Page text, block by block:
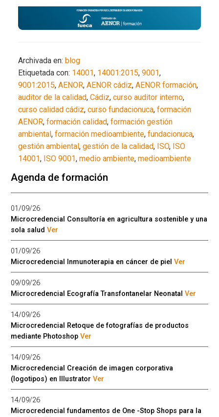
Archivada en:blog
Etiquetada con: 14001, 14001:2015,9001,
9001:2015,AENOR,AENOR cádiz,AENOR formación,
auditor de la calidad,Cádiz,curso auditor interno,
curso calidad cádiz,curso fundacionuca,formación
AENOR,formación calidad,formación gestión
ambiental,formación medioambiente,fundacionuca,
gestión ambiental,gestión de la calidad, ISO, ISO
14001, ISO 9001,medio ambiente,medioambiente
Agenda de formación
01/09/26
Microcredencial Consultoría en agricultura sostenible y una
sola saludVer
01/09/26
Microcredencial Inmunoterapia en cáncer de pielVer
09/09/26
Microcredencial Ecografía Transfontanelar NeonatalVer
14/09/26
Microcredencial Retoque de fotografías de productos
mediante PhotoshopVer
14/09/26
Microcredencial Creación de imagen corporativa
(logotipos) en IllustratorVer
14/09/26
Microcredencial fundamentos de One -Stop Shops para la